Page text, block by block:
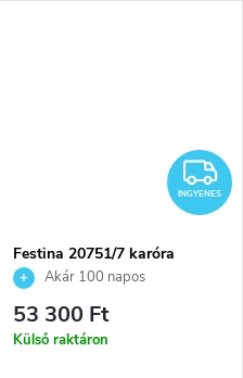
INGYENES
Festina 20751/7 karóra
Akár 100 napos
visszaküldési lehetőség. Hivatalos
márkakereskedő.
53 300 Ft
Külső raktáron